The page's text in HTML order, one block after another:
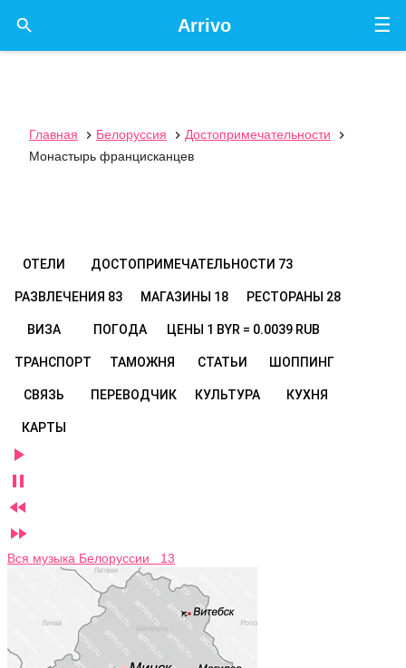
☰
Arrivo

Главная  Белоруссия  Достопримечательности

Монастырь францисканцев
ОТЕЛИ ДОСТОПРИМЕЧАТЕЛЬНОСТИ 73
РАЗВЛЕЧЕНИЯ 83 МАГАЗИНЫ 18 РЕСТОРАНЫ 28
ВИЗА ПОГОДА ЦЕНЫ 1 BYR = 0.0039 RUB
ТРАНСПОРТ ТАМОЖНЯ СТАТЬИ ШОППИНГ
СВЯЗЬ ПЕРЕВОДЧИК КУЛЬТУРА КУХНЯ
КАРТЫ




Вся музыка Белоруссии 13